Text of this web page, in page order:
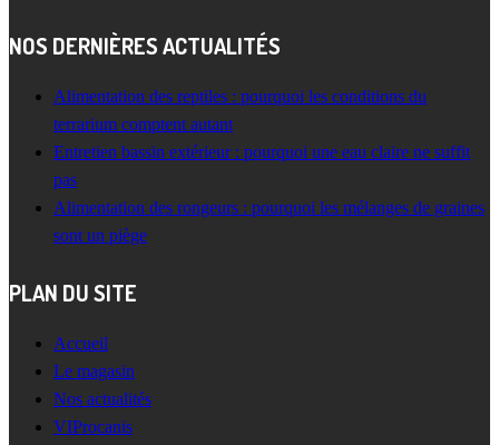
NOS DERNIÈRES ACTUALITÉS
Alimentation des reptiles : pourquoi les conditions du
terrarium comptent autant
Entretien bassin extérieur : pourquoi une eau claire ne suffit
pas
Alimentation des rongeurs : pourquoi les mélanges de graines
sont un piège
PLAN DU SITE
Accueil
Le magasin
Nos actualités
VIProcanis